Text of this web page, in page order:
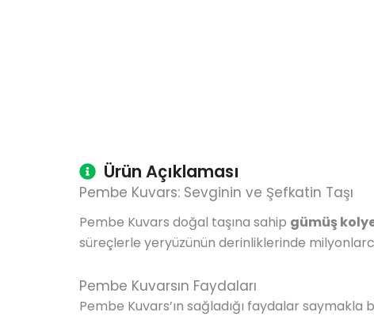
Ürün Açıklaması
Pembe Kuvars: Sevginin ve Şefkatin Taşı
Pembe Kuvars doğal taşına sahip gümüş
süreçlerle yeryüzünün derinliklerinde
Pembe Kuvarsın Faydaları
Pembe Kuvars’ın sağladığı faydalar